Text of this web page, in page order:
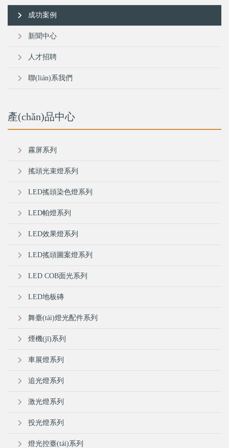
成功案例
新聞中心
人才招聘
聯(lián)系我們
產(chǎn)品中心
霧屏系列
搖頭光束燈系列
LED搖頭染色燈系列
LED帕燈系列
LED效果燈系列
LED搖頭圖案燈系列
LED COB面光系列
LED地板磚
舞臺(tái)燈光配件系列
煙機(jī)系列
車展燈系列
追光燈系列
激光燈系列
投光燈系列
燈光控臺(tái)系列